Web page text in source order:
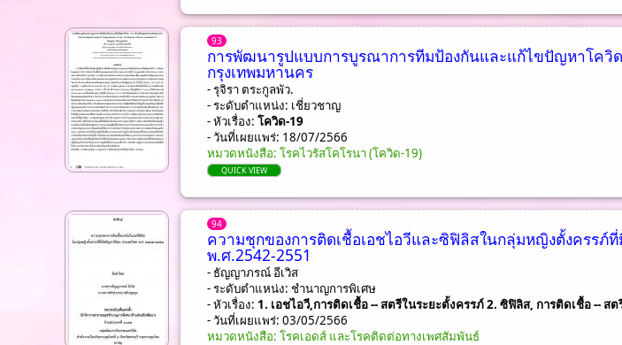
93
การพัฒนารูปแบบการบูรณาการทีมป้องกันและแก้ไขปัญหาโควิ
กรุงเทพมหานคร
- รุจิรา ตระกูลพัว.
- ระดับตำแหน่ง: เชี่ยวชาญ
- หัวเรื่อง: โควิด-19
- วันที่เผยแพร่: 18/07/2566
หมวดหนังสือ: โรคไวรัสโคโรนา (โควิด-19)
QUICK VIEW
94
ความชุกของการติดเชื้อเอชไอวีและซิฟิลิสในกลุ่มหญิงตั้งครรภ์
พ.ศ.2542-2551
- ธัญญาภรณ์ อีเวิส
- ระดับตำแหน่ง: ชํานาญการพิเศษ
- หัวเรื่อง: 1. เอชไอวี,การติดเชื้อ -- สตรีในระยะตั้งครรภ์ 2. ซิฟิลิส, การติดเชื้อ -- ส
- วันที่เผยแพร่: 03/05/2566
หมวดหนังสือ: โรคเอดส์ และโรคติดต่อทางเพศสัมพันธ์